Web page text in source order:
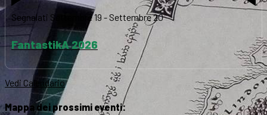
Segnalati Settembre 19 - Settembre 20
FantastikA 2026
Vedi Calendario
Mappa dei prossimi eventi: